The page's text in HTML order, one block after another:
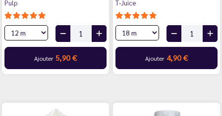
Pulp
Ajouter 5,90 €
T-Juice
Ajouter 4,90 €